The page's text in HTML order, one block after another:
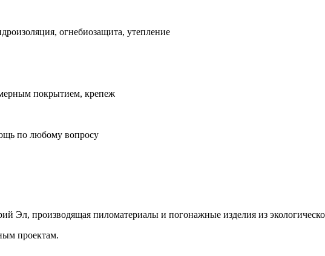
огнебиозащита, утепление
покрытием, крепеж
по любому вопросу
Эл, производящая пиломатериалы и погонажные изделия из
проектам.